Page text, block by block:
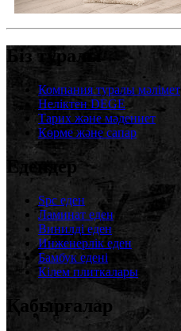
Біз туралы
Компания туралы мәлімет
Неліктен DEGE
Тарих және мәдениет
Көрме және сапар
Едендер
Spc еден
Ламинат еден
Винилді еден
Инженерлік еден
Бамбук едені
Кілем плиткалары
Қабырғалар